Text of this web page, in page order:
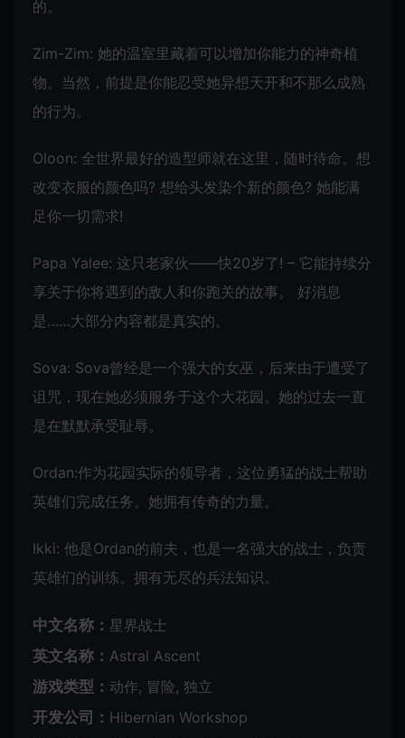
的。
Zim-Zim: 她的温室里藏着可以增加你能力的神奇植
物。当然，前提是你能忍受她异想天开和不那么成熟
的行为。
Oloon: 全世界最好的造型师就在这里，随时待命。想
改变衣服的颜色吗? 想给头发染个新的颜色? 她能满
足你一切需求!
Papa Yalee: 这只老家伙——快20岁了! – 它能持续分
享关于你将遇到的敌人和你跑关的故事。 好消息
是……大部分内容都是真实的。
Sova: Sova曾经是一个强大的女巫，后来由于遭受了
诅咒，现在她必须服务于这个大花园。她的过去一直
是在默默承受耻辱。
Ordan:作为花园实际的领导者，这位勇猛的战士帮助
英雄们完成任务。她拥有传奇的力量。
Ikki: 他是Ordan的前夫，也是一名强大的战士，负责
英雄们的训练。拥有无尽的兵法知识。
中文名称： 星界战士
英文名称： Astral Ascent
游戏类型： 动作, 冒险, 独立
开发公司： Hibernian Workshop